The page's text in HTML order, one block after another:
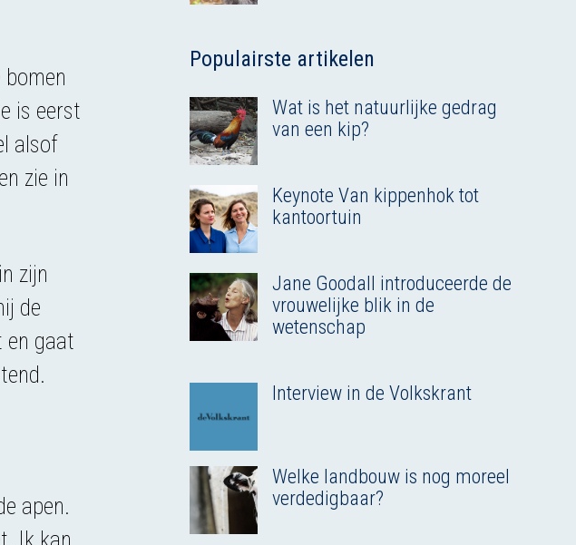
is eerst
alsof
zie in
zijn
de
en gaat
apen.
Populairste artikelen
Wat is het natuurlijke gedrag
van een kip?
Keynote Van kippenhok tot
kantoortuin
Jane Goodall introduceerde de
vrouwelijke blik in de
wetenschap
Interview in de Volkskrant
Welke landbouw is nog moreel
verdedigbaar?